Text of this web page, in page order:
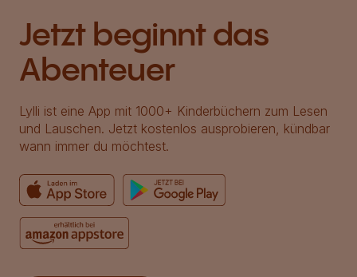
Jetzt beginnt das
Abenteuer
Lylli ist eine App mit 1000+ Kinderbüchern zum Lesen
und Lauschen. Jetzt kostenlos ausprobieren, kündbar
wann immer du möchtest.